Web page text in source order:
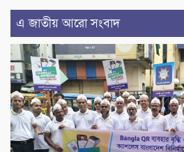
এ জাতীয় আরো সংবাদ